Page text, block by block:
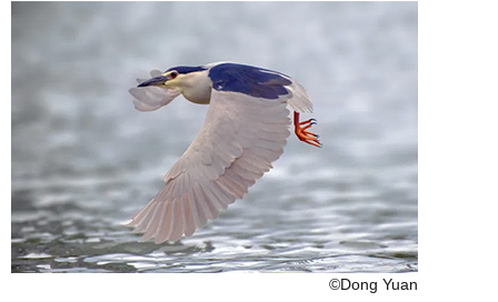
©Dong Yuan